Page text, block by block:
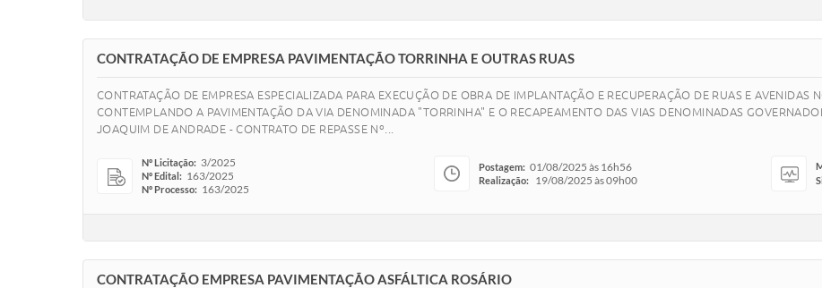
CONTRATAÇÃO DE EMPRESA PAVIMENTAÇÃO TORRINHA E OUTRAS RUAS
CONTRATAÇÃO DE EMPRESA ESPECIALIZADA PARA EXECUÇÃO DE OBRA DE IMPLANTAÇÃO E RECUPERAÇÃO DE RUAS E AVENIDAS
CONTEMPLANDO A PAVIMENTAÇÃO DA VIA DENOMINADA "TORRINHA" E O RECAPEAMENTO DAS VIAS DENOMINADAS
JOAQUIM DE ANDRADE - CONTRATO DE REPASSE Nº...
Nº Licitação: 3/2025
Nº Edital: 163/2025
Nº Processo: 163/2025
Postagem: 01/08/2025 às 16h56
Realização: 19/08/2025 às 09h00
CONTRATAÇÃO EMPRESA PAVIMENTAÇÃO ASFÁLTICA ROSÁRIO